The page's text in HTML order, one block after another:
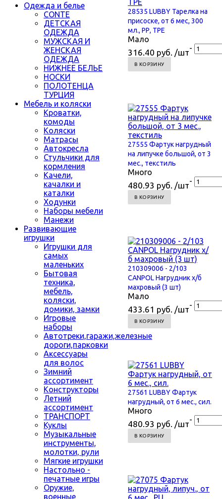
Одежда и белье
CONTE
ДЕТСКАЯ
ОДЕЖДА
МУЖСКАЯ И
ЖЕНСКАЯ
ОДЕЖДА
НИЖНЕЕ БЕЛЬЕ
НОСКИ
ПОЛОТЕНЦА
ТУРЦИЯ
Мебель и коляски
Кроватки,
комоды
Коляски
Матрасы
Автокресла
Стульчики для
кормления
Качели,
качалки и
каталки
Ходунки
Наборы мебели
Манежи
Развивающие
игрушки
Игрушки для
самых
маленьких
Бытовая
техника,
мебель,
коляски,
домики, замки
Игровые
наборы
Автотреки,гаражи,железные
дороги,парковки
Аксессуары
для волос
Зимний
ассортимент
Конструкторы
Летний
ассортимент
ТРАНСПОРТ
Куклы
Музыкальные
инструменты,
молотки, рули
Мягкие игрушки
Настольно -
печатные игры
Оружие,
военные
28535 LUBBY Тарелка на
присоске, от 6 мес, 300
мл., РР, ТРЕ
Мало
316.40 руб. /шт-
В КОРЗИНУ
27555 Фартук нагрудный
на липучке большой, от 3
мес., текстиль
Много
480.93 руб. /шт-
В КОРЗИНУ
210309006 - 2/103
CANPOL Нагрудник х/б
махровый (3 шт)
Мало
433.61 руб. /шт-
В КОРЗИНУ
27561 LUBBY Фартук
нагрудный, от 6 мес., сил.
Много
480.93 руб. /шт-
В КОРЗИНУ